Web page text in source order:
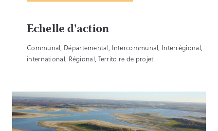
Echelle d'action
Communal, Départemental, Intercommunal, Interrégional,
international, Régional, Territoire de projet